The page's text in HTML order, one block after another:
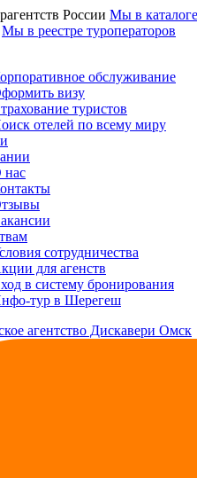
Мы в
Мы в реестре туроператоров
обслуживание
визу
туристов
отелей по всему миру
нас
сотрудничества
для агенств
в систему бронирования
тур в Шерегеш